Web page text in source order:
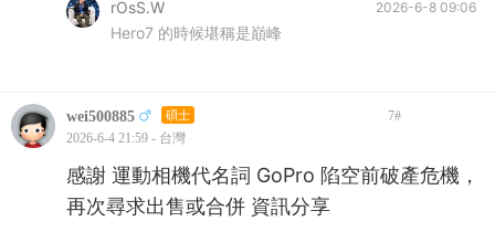
2026-6-8 09:06
rOsS.W
Hero7 的時候堪稱是巔峰
wei500885 碩士 7#
2026-6-4 21:59 - 台灣
感謝 運動相機代名詞 GoPro 陷空前破產危機，
再次尋求出售或合併 資訊分享